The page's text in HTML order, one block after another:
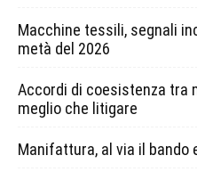
Macchine tessili, segnali
metà del 2026
Accordi di coesistenza tra
meglio che litigare
Manifattura, al via il bando